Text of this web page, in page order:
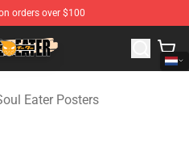
orders over $100
Soul Eater Merchandise Shop
Eater Posters